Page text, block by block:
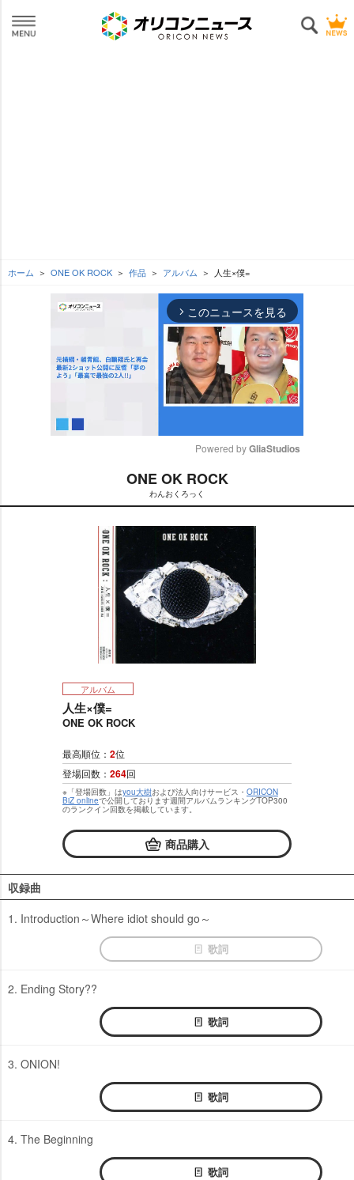
ホーム ONE OK ROCK 作品 アルバム 人生×僕=
arrow_forward_ios このニュースを見る
t
e
Powered by GliaStudios
ONE OK ROCK
わんおくろっく
アルバム
人生×僕=
ONE OK ROCK
最高順位： 2位
登場回数： 264回
※「登場回数」はyou大樹および法人向けサービス・ ORICON
BiZ onlineで公開しております週間アルバムランキングTOP300
のランクイン回数を掲載しています。
商品購入
収録曲
1. Introduction～Where idiot should go～
歌詞
2. Ending Story??
歌詞
3. ONION!
歌詞
4. The Beginning
歌詞